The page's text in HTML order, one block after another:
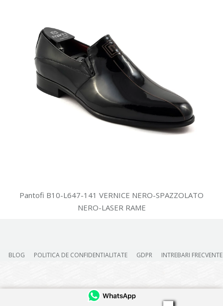
Pantofi B10-L647-141 VERNICE NERO-SPAZZOLATO
NERO-LASER RAME
BLOG POLITICA DE CONFIDENTIALITATE GDPR INTREBARI FRECVENTE